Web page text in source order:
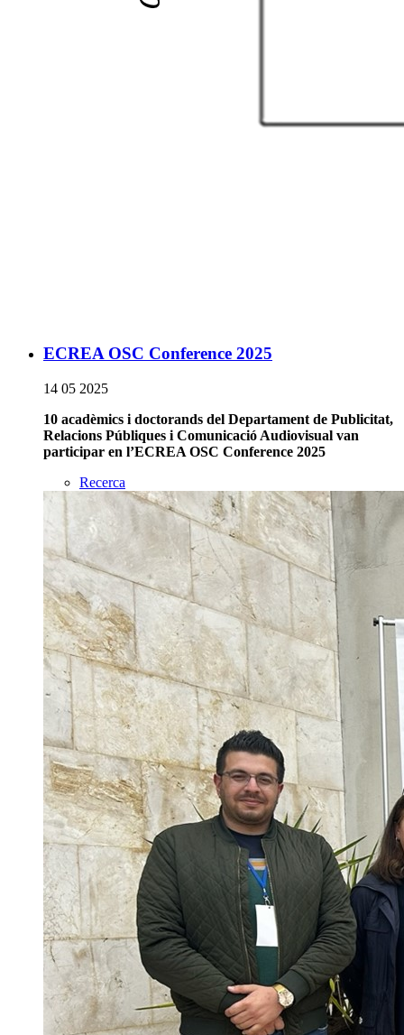
ECREA OSC Conference 2025
14 05 2025
10 acadèmics i doctorands del Departament de Publicitat,
Relacions Públiques i Comunicació Audiovisual van
participar en l’ECREA OSC Conference 2025
Recerca